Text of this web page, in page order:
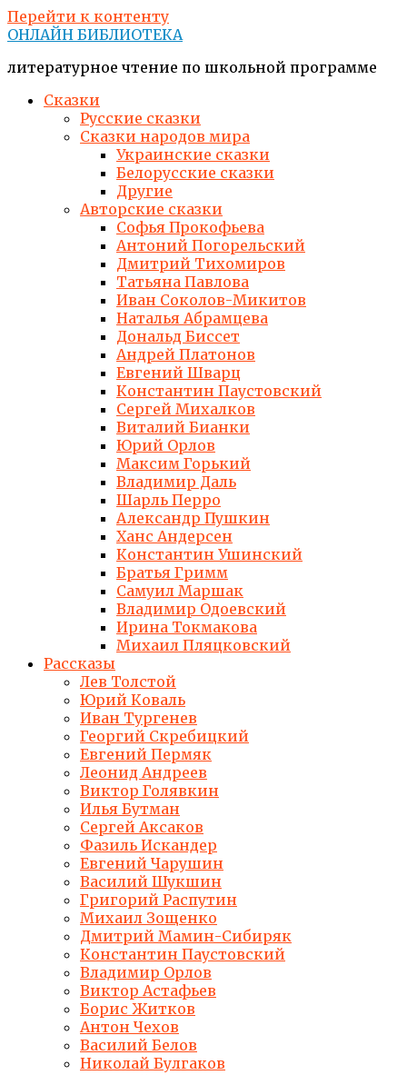
Перейти к контенту
ОНЛАЙН БИБЛИОТЕКА
литературное чтение по школьной программе
Сказки
Русские сказки
Сказки народов мира
Украинские сказки
Белорусские сказки
Другие
Авторские сказки
Софья Прокофьева
Антоний Погорельский
Дмитрий Тихомиров
Татьяна Павлова
Иван Соколов-Микитов
Наталья Абрамцева
Дональд Биссет
Андрей Платонов
Евгений Шварц
Константин Паустовский
Сергей Михалков
Виталий Бианки
Юрий Орлов
Максим Горький
Владимир Даль
Шарль Перро
Александр Пушкин
Ханс Андерсен
Константин Ушинский
Братья Гримм
Самуил Маршак
Владимир Одоевский
Ирина Токмакова
Михаил Пляцковский
Рассказы
Лев Толстой
Юрий Коваль
Иван Тургенев
Георгий Скребицкий
Евгений Пермяк
Леонид Андреев
Виктор Голявкин
Илья Бутман
Сергей Аксаков
Фазиль Искандер
Евгений Чарушин
Василий Шукшин
Григорий Распутин
Михаил Зощенко
Дмитрий Мамин-Сибиряк
Константин Паустовский
Владимир Орлов
Виктор Астафьев
Борис Житков
Антон Чехов
Василий Белов
Николай Булгаков